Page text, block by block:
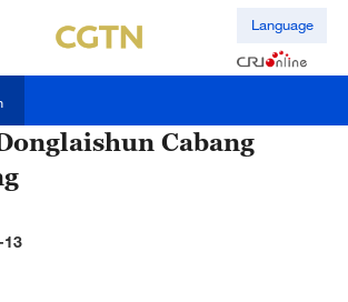
Language
Cabang
13